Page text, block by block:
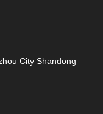
City Shandong